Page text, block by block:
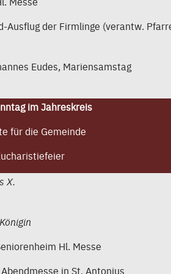
Ausflug der Firmlinge (verantw.
Eudes, Mariensamstag
im Jahreskreis
für die Gemeinde
X.
Hl. Messe
in St. Antonius